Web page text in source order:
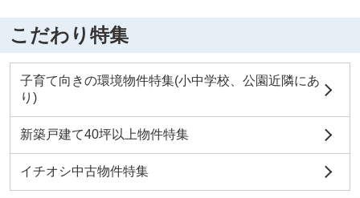
こだわり特集
子育て向きの環境物件特集(小中学校、公園近隣にあ
り)
新築戸建て40坪以上物件特集
イチオシ中古物件特集